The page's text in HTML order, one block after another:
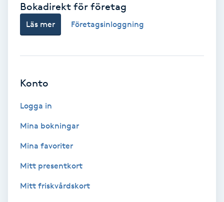
Yin Yoga
Yoga
Yoga Nidra
Yogamassage
Zonterapi
Bokadirekt för företag
Läs mer Företagsinloggning
Konto
Logga in
Mina bokningar
Mina favoriter
Mitt presentkort
Mitt friskvårdskort